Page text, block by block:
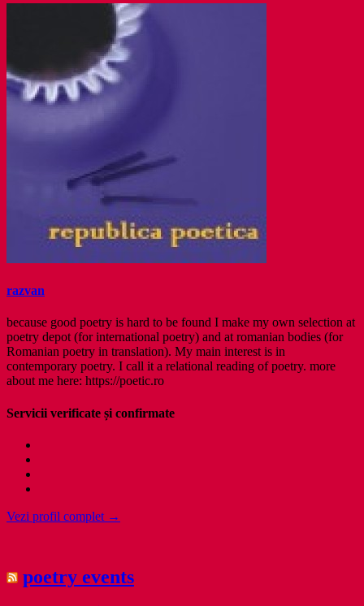
razvan
because good poetry is hard to be found I make my own selection at
poetry depot (for international poetry) and at romanian bodies (for
Romanian poetry in translation). My main interest is in
contemporary poetry. I call it a relational reading of poetry. more
about me here: https://poetic.ro
Servicii verificate și confirmate
Vezi profil complet →
poetry events